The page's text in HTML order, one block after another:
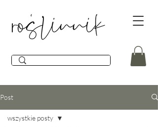
Post
wszystkie posty